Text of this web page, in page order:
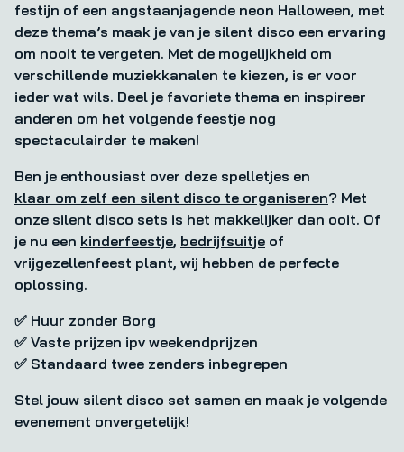
festijn of een angstaanjagende neon Halloween, met
deze thema’s maak je van je silent disco een ervaring
om nooit te vergeten. Met de mogelijkheid om
verschillende muziekkanalen te kiezen, is er voor
ieder wat wils. Deel je favoriete thema en inspireer
anderen om het volgende feestje nog
spectaculairder te maken!
Ben je enthousiast over deze spelletjes en
klaar om zelf een silent disco te organiseren? Met
onze silent disco sets is het makkelijker dan ooit. Of
je nu een kinderfeestje, bedrijfsuitje of
vrijgezellenfeest plant, wij hebben de perfecte
oplossing.
✅ Huur zonder Borg
✅ Vaste prijzen ipv weekendprijzen
✅ Standaard twee zenders inbegrepen
Stel jouw silent disco set samen en maak je volgende
evenement onvergetelijk!